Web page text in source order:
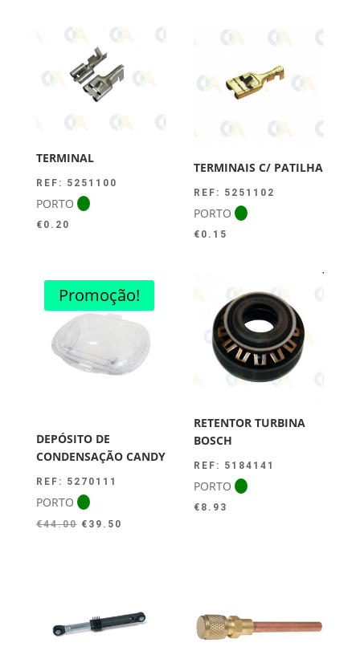
TERMINAL
REF: 5251100
PORTO
€ 0.20
TERMINAIS C/ PATILHA
REF: 5251102
PORTO
€ 0.15
Promoção!
DEPÓSITO DE
CONDENSAÇÃO CANDY
REF: 5270111
PORTO
€44.00 O
€ 39.50
RETENTOR TURBINA
BOSCH
REF: 5184141
PORTO
€ 8.93